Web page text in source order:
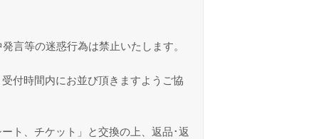
言等の迷惑行為は禁止いたします。
付時間内にお並び頂きますようご協
ト、チケット」と交換の上、返品･返